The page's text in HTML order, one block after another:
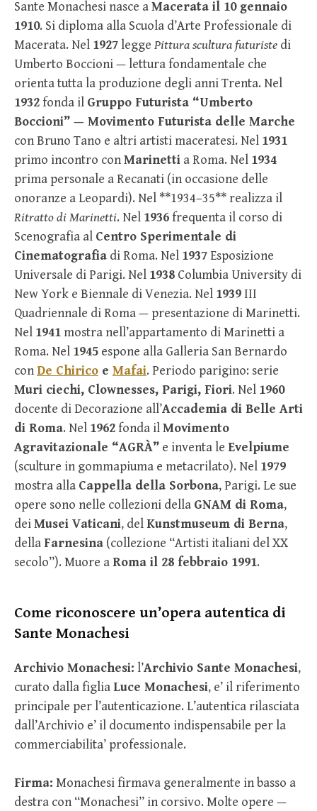
Sante Monachesi nasce aMacerata il 10 gennaio
1910. Si diploma alla Scuola d’Arte Professionale di
Macerata. Nel 1927legge Pittura scultura futuriste di
Umberto Boccioni — lettura fondamentale che
orienta tutta la produzione degli anni Trenta. Nel
1932fonda il Gruppo Futurista “Umberto
Boccioni” — Movimento Futurista delle Marche
con Bruno Tano e altri artisti maceratesi. Nel 1931
primo incontro conMarinetti a Roma. Nel 1934
prima personale a Recanati (in occasione delle
onoranze a Leopardi). Nel **1934–35** realizza il
Ritratto di Marinetti. Nel 1936frequenta il corso di
Scenografia al Centro Sperimentale di
Cinematografia di Roma. Nel 1937Esposizione
Universale di Parigi. Nel 1938 Columbia University di
New York e Biennale di Venezia. Nel 1939III
Quadriennale di Roma — presentazione di Marinetti.
Nel 1941 mostra nell’appartamento di Marinetti a
Roma. Nel 1945 espone alla Galleria San Bernardo
conDe Chirico e Mafai. Periodo parigino: serie
Muri ciechi, Clownesses, Parigi, Fiori. Nel 1960
docente di Decorazione all’Accademia di Belle Arti
di Roma. Nel 1962fonda ilMovimento
Agravitazionale “AGRÀ” e inventa le Evelpiume
(sculture in gommapiuma e metacrilato). Nel 1979
mostra alla Cappella della Sorbona, Parigi. Le sue
opere sono nelle collezioni della GNAM di Roma,
deiMusei Vaticani, delKunstmuseum di Berna,
dellaFarnesina (collezione “Artisti italiani del XX
secolo”). Muore aRoma il 28 febbraio 1991.
Come riconoscere un’opera autentica di
Sante Monachesi
Archivio Monachesi: l’Archivio Sante Monachesi,
curato dalla figliaLuce Monachesi, e’ il riferimento
principale per l’autenticazione. L’autentica rilasciata
dall’Archivio e’ il documento indispensabile per la
commerciabilita’ professionale.
Firma: Monachesi firmava generalmente in basso a
destra con “Monachesi” in corsivo. Molte opere —